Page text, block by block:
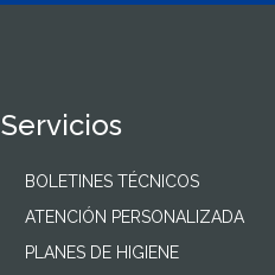
Servicios
BOLETINES TÉCNICOS
ATENCIÓN PERSONALIZADA
PLANES DE HIGIENE